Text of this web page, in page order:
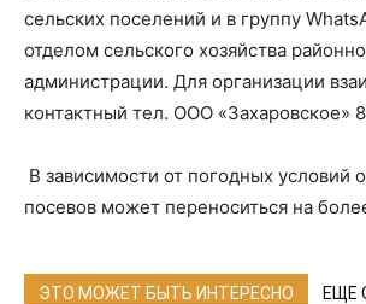
сельских поселений и в группу
отделом сельского хозяйства
администрации. Для организации
контактный тел. ООО «Захаровское»
В зависимости от погодных условий
посевов может переноситься на
ЭТО МОЖЕТ БЫТЬ ИНТЕРЕСНО ЕЩЕ